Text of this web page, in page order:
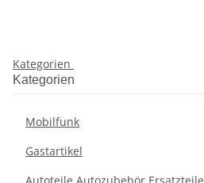
Kategorien
Kategorien
Mobilfunk
Gastartikel